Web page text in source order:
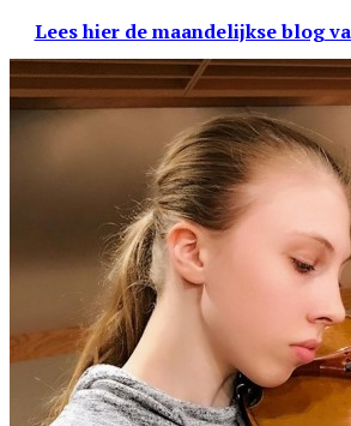
Lees hier de maandelijkse blog